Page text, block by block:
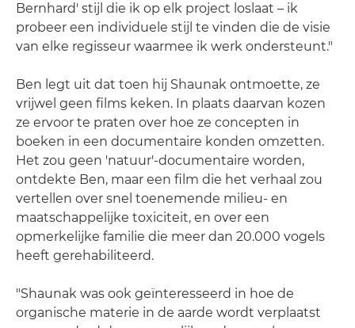
Bernhard' stijl die ik op elk project loslaat – ik
probeer een individuele stijl te vinden die de visie
van elke regisseur waarmee ik werk ondersteunt."
Ben legt uit dat toen hij Shaunak ontmoette, ze
vrijwel geen films keken. In plaats daarvan kozen
ze ervoor te praten over hoe ze concepten in
boeken in een documentaire konden omzetten.
Het zou geen 'natuur'-documentaire worden,
ontdekte Ben, maar een film die het verhaal zou
vertellen over snel toenemende milieu- en
maatschappelijke toxiciteit, en over een
opmerkelijke familie die meer dan 20.000 vogels
heeft gerehabiliteerd.
"Shaunak was ook geïnteresseerd in hoe de
organische materie in de aarde wordt verplaatst